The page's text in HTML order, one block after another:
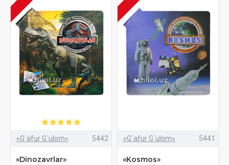
«G`afur G`ulom» 5442
«Dinozavrlar»
«G`afur G`ulom» 5441
«Kosmos»